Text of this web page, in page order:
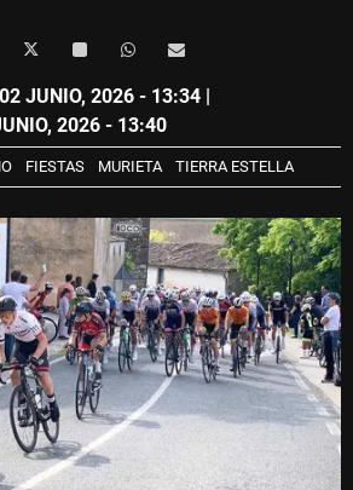
02 JUNIO, 2026 - 13:34 |
2026 - 13:40
FIESTAS MURIETA TIERRA ESTELLA